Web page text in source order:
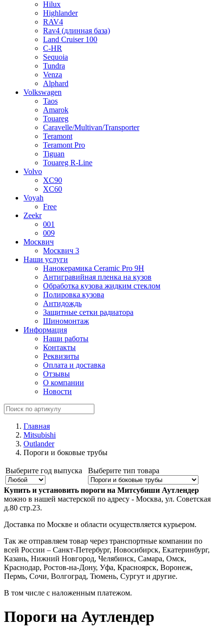
Hilux
Highlander
RAV4
Rav4 (длинная база)
Land Cruiser 100
C-HR
Sequoia
Tundra
Venza
Alphard
Volkswagen
Taos
Amarok
Touareg
Caravelle/Multivan/Transporter
Teramont
Teramont Pro
Tiguan
Touareg R-Line
Volvo
XC90
XC60
Voyah
Free
Zeekr
001
009
Москвич
Москвич 3
Наши услуги
Нанокерамика Ceramic Pro 9H
Антигравийная пленка на кузов
Обработка кузова жидким стеклом
Полировка кузова
Антидождь
Защитные сетки радиатора
Шиномонтаж
Информация
Наши работы
Контакты
Реквизиты
Оплата и доставка
Отзывы
О компании
Новости
Главная
Mitsubishi
Outlander
Пороги и боковые трубы
Выберите год выпуска Выберите тип товара
Купить и установить пороги на Митсубиши Аутлендер
можно в нашей мастерской по адресу - Москва, ул. Советская
д.80 стр.23.
Доставка по Москве и области осуществляется курьером.
Так же отправляем товар через транспортные компании по
всей России – Санкт-Петербург, Новосибирск, Екатеринбург,
Казань, Нижний Новгород, Челябинск, Самара, Омск,
Краснодар, Ростов-на-Дону, Уфа, Красноярск, Воронеж,
Пермь, Сочи, Волгоград, Тюмень, Сургут и другие.
В том числе с наложенным платежом.
Пороги на Аутлендер